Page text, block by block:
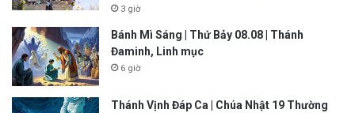
3 giờ
Bánh Mì Sáng | Thứ Bảy 08.08 | Thánh
Đaminh, Linh mục
6 giờ
Thánh Vịnh Đáp Ca | Chúa Nhật 19 Thường